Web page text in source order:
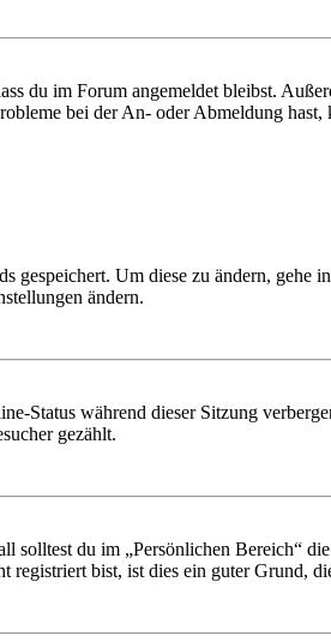
du im Forum angemeldet bleibst.
bei der An- oder Abmeldung
Um diese zu ändern,
ändern.
Status während dieser Sitzung
gezählt.
du im „Persönlichen Bereich“
registriert bist, ist dies ein guter Grund,